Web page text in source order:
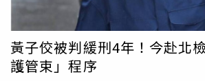
黃子佼被判緩刑4年！今赴北
護管束」程序